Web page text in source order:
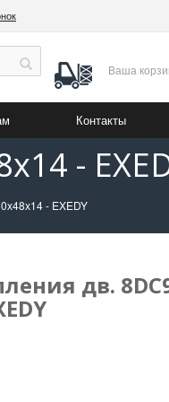
Ваша
Контакты
-
- EXEDY
дв.